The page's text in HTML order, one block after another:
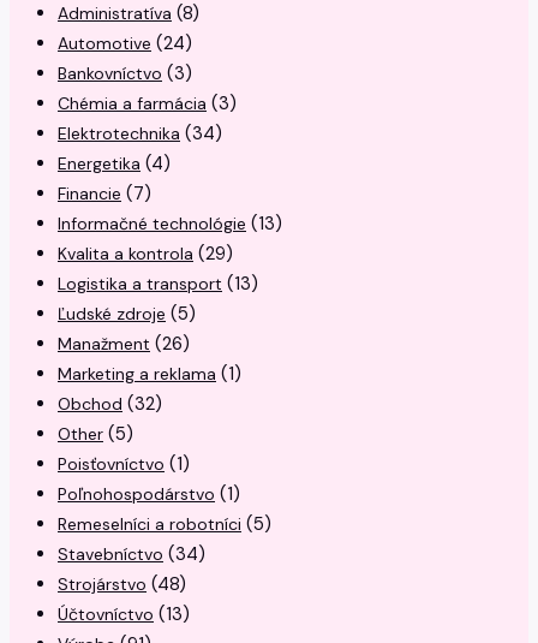
Administratíva (8)
Automotive (24)
Bankovníctvo (3)
Chémia a farmácia (3)
Elektrotechnika (34)
Energetika (4)
Financie (7)
Informačné technológie (13)
Kvalita a kontrola (29)
Logistika a transport (13)
Ľudské zdroje (5)
Manažment (26)
Marketing a reklama (1)
Obchod (32)
Other (5)
Poisťovníctvo (1)
Poľnohospodárstvo (1)
Remeselníci a robotníci (5)
Stavebníctvo (34)
Strojárstvo (48)
Účtovníctvo (13)